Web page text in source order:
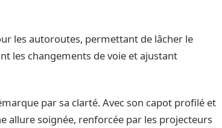
les autoroutes, permettant de lâcher le
les changements de voie et ajustant
par sa clarté. Avec son capot profilé et
allure soignée, renforcée par les projecteurs